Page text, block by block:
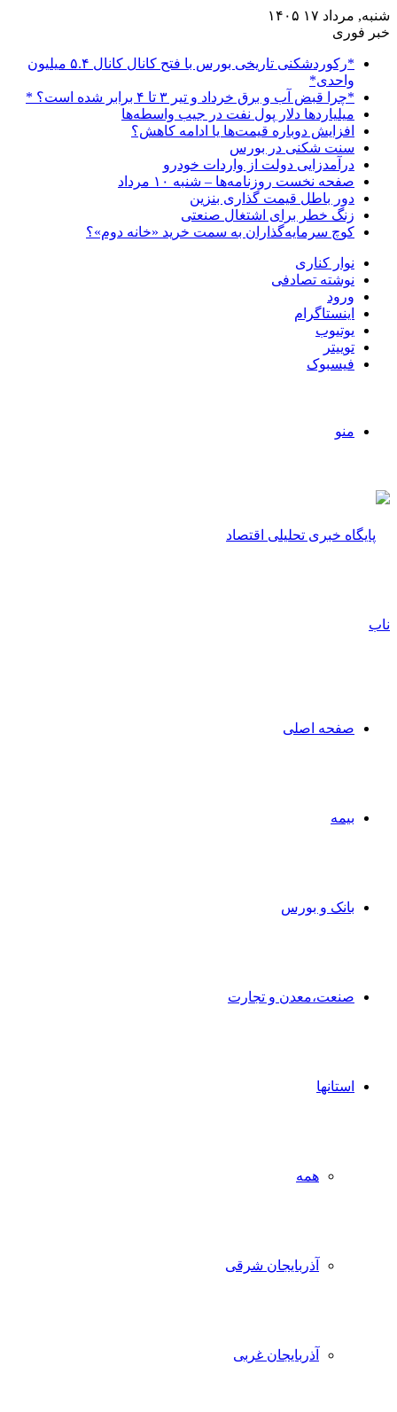
شنبه, مرداد ۱۷ ۱۴۰۵
خبر فوری
*رکوردشکنی تاریخی بورس با فتح کانال کانال ۵.۴ میلیون
واحدی*
*چرا قبض آب و برق خرداد و تیر ۳ تا ۴ برابر شده است؟ *
میلیاردها دلار پول نفت در جیب واسطه‌ها
افزایش دوباره قیمت‌ها یا ادامه کاهش؟
سنت شکنی در بورس
درآمدزایی دولت از واردات خودرو
صفحه نخست روزنامه‌ها – شنبه ۱۰ مرداد
دور باطل قیمت گذاری بنزین
زنگ خطر برای اشتغال صنعتی
کوچ سرمایه‌گذاران به سمت خرید «خانه دوم»؟
نوار کناری
نوشته تصادفی
ورود
اینستاگرام
یوتیوب
توییتر
فیسبوک
منو
صفحه اصلی
بیمه
بانک و بورس
صنعت،معدن و تجارت
استانها
همه
آذربایجان شرقی
آذربایجان غربی